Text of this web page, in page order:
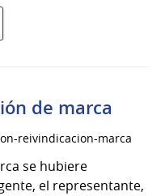
de marca
reivindicacion-marca
se hubiere
el representante,